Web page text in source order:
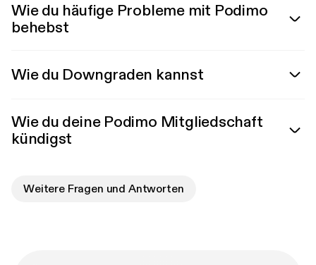
Wie du häufige Probleme mit Podimo
behebst
Wie du Downgraden kannst
Wie du deine Podimo Mitgliedschaft
kündigst
Weitere Fragen und Antworten